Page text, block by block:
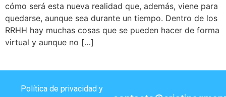
cómo será esta nueva realidad que, además, viene para
quedarse, aunque sea durante un tiempo. Dentro de los
RRHH hay muchas cosas que se pueden hacer de forma
virtual y aunque no […]
Política de privacidad y